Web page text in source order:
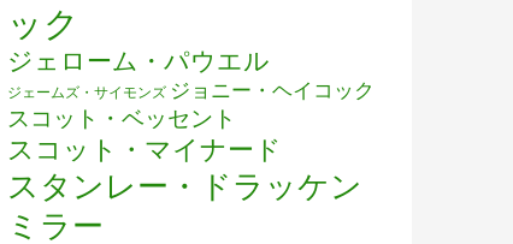
ック
ジェローム・パウエル
ジェームズ・サイモンズ ジョニー・ヘイコック
スコット・ベッセント
スコット・マイナード
スタンレー・ドラッケン
ミラー